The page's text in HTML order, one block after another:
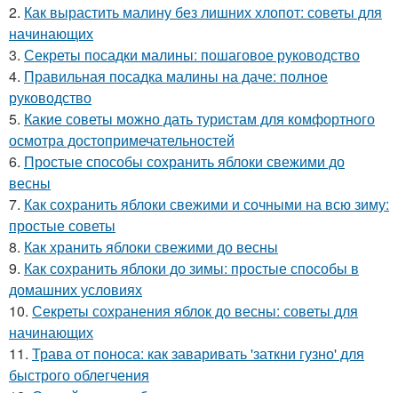
2. Как вырастить малину без лишних хлопот: советы для
начинающих
3. Секреты посадки малины: пошаговое руководство
4. Правильная посадка малины на даче: полное
руководство
5. Какие советы можно дать туристам для комфортного
осмотра достопримечательностей
6. Простые способы сохранить яблоки свежими до
весны
7. Как сохранить яблоки свежими и сочными на всю зиму:
простые советы
8. Как хранить яблоки свежими до весны
9. Как сохранить яблоки до зимы: простые способы в
домашних условиях
10. Секреты сохранения яблок до весны: советы для
начинающих
11. Трава от поноса: как заваривать 'заткни гузно' для
быстрого облегчения